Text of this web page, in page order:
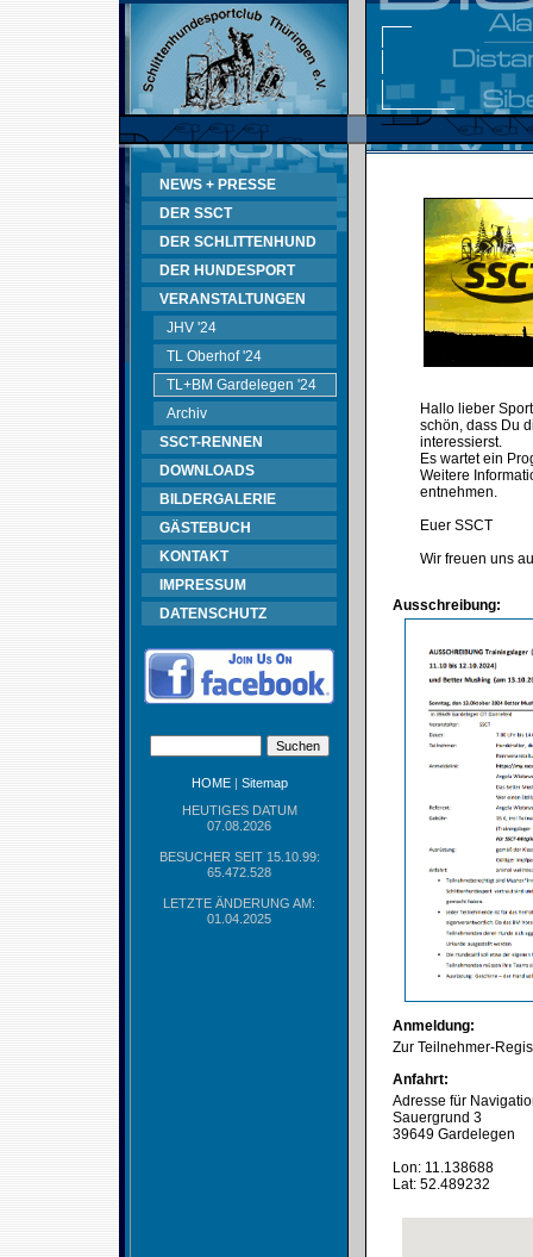
NEWS + PRESSE
DER SSCT
DER SCHLITTENHUND
DER HUNDESPORT
VERANSTALTUNGEN
JHV '24
TL Oberhof '24
TL+BM Gardelegen '24
Archiv
SSCT-RENNEN
DOWNLOADS
BILDERGALERIE
GÄSTEBUCH
KONTAKT
IMPRESSUM
DATENSCHUTZ
HOME| Sitemap
HEUTIGES DATUM
07.08.2026
BESUCHER SEIT 15.10.99:
65.472.528
LETZTE ÄNDERUNG AM:
01.04.2025
Hallo lieber
schön, dass Du
interessierst.
Es wartet ein
Weitere
entnehmen.
Euer SSCT
Wir freuen uns
Ausschreibung:
Anmeldung:
Zur Teilnehmer-
Anfahrt:
Adresse für
Sauergrund 3
39649 Gardelegen
Lon: 11.138688
Lat: 52.489232